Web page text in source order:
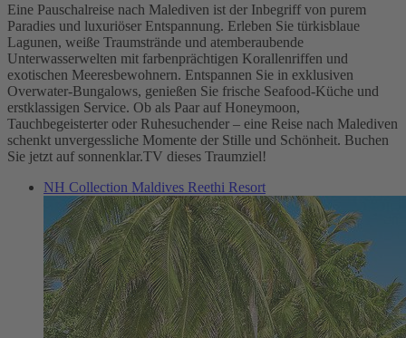
Eine Pauschalreise nach Malediven ist der Inbegriff von purem
Paradies und luxuriöser Entspannung. Erleben Sie türkisblaue
Lagunen, weiße Traumstrände und atemberaubende
Unterwasserwelten mit farbenprächtigen Korallenriffen und
exotischen Meeresbewohnern. Entspannen Sie in exklusiven
Overwater-Bungalows, genießen Sie frische Seafood-Küche und
erstklassigen Service. Ob als Paar auf Honeymoon,
Tauchbegeisterter oder Ruhesuchender – eine Reise nach Malediven
schenkt unvergessliche Momente der Stille und Schönheit. Buchen
Sie jetzt auf sonnenklar.TV dieses Traumziel!
NH Collection Maldives Reethi Resort